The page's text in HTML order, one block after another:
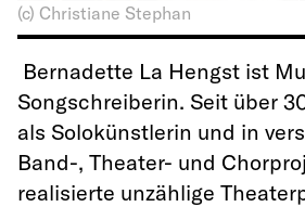
(c) Christiane Stephan
Bernadette La Hengst ist
Songschreiberin. Seit über
als Solokünstlerin und in
Band-, Theater- und
realisierte unzählige